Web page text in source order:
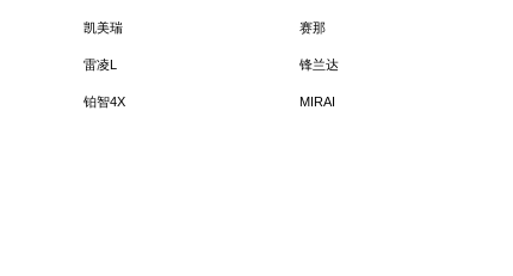
凯美瑞 赛那
雷凌L 锋兰达
铂智4X MIRAI